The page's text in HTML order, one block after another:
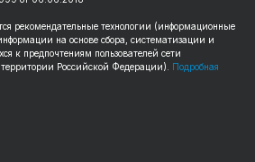
рекомендательные технологии (информационные
на основе сбора, систематизации и
к предпочтениям пользователей сети
Российской Федерации).
Подробная